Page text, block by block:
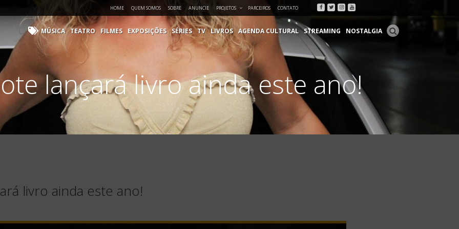
HOME QUEM SOMOS SOBRE ANUNCIE PROJETOS PARCEIROS CONTATO Facebook
Twitter
Instagram
Youtube
MÚSICA TEATRO FILMES EXPOSIÇÕES SÉRIES TV LIVROS AGENDA CULTURAL STREAMING NOSTALGIA
lançará livro ainda este ano!
livro ainda este ano!